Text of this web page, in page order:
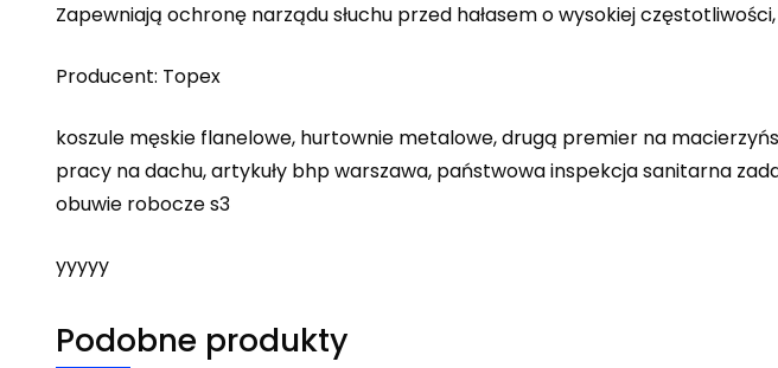
Zapewniają ochronę narządu słuchu przed hałasem o wysokiej
Producent: Topex
koszule męskie flanelowe, hurtownie metalowe, drugą premier na
pracy na dachu, artykuły bhp warszawa, państwowa inspekcja sanitarna
obuwie robocze s3
yyyyy
Podobne produkty